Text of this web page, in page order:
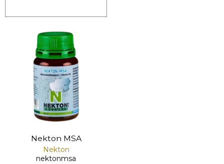
Nekton MSA
Nekton
nektonmsa